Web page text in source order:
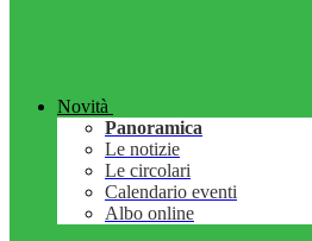
Novità
Panoramica
Le notizie
Le circolari
Calendario eventi
Albo online